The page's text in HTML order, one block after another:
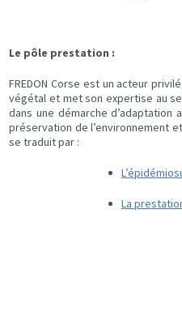
Le pôle prestation :
FREDON Corse est un acteur
végétal et met son expertise au
dans une démarche d’adaptation
préservation de l’environnement
se traduit par :
La